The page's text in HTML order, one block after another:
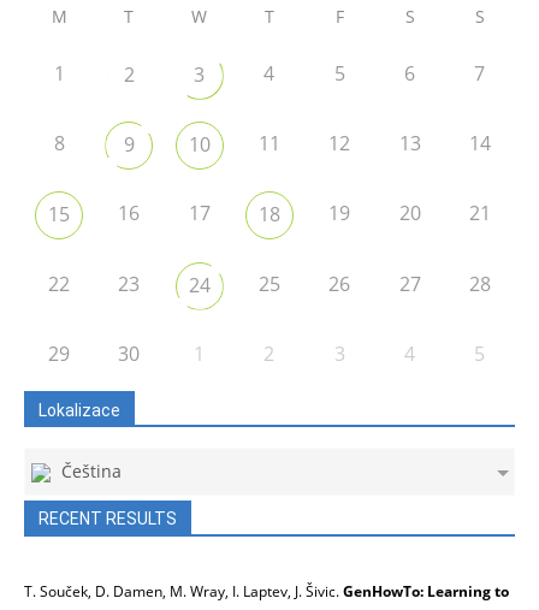
M T W T F S S
1 2 3 4 5 6 7
8 9 10 11 12 13 14
15 16 17 18 19 20 21
22 23 24 25 26 27 28
29 30 1 2 3 4 5
Lokalizace
Čeština
RECENT RESULTS
T. Souček, D. Damen, M. Wray, I. Laptev, J. Šivic.GenHowTo: Learning to